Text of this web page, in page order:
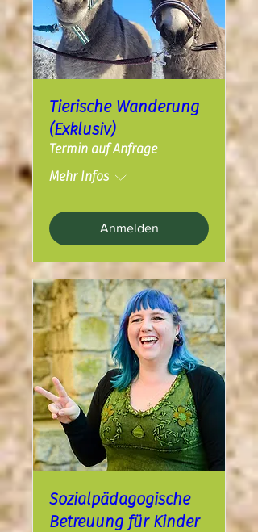
Tierische Wanderung
(Exklusiv)
Termin auf Anfrage
Mehr Infos
Anmelden
​Sozialpädagogische
Betreuung für Kinder